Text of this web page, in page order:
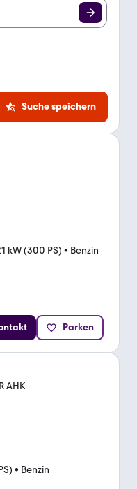
Suche speichern
kW (300 PS) • Benzin
Parken
AHK
• Benzin